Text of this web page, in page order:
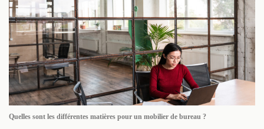
Quelles sont les différentes matières pour un mobilier de bureau ?